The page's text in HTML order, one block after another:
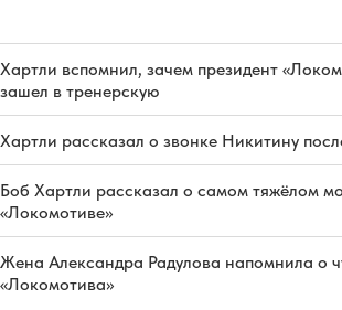
Хартли вспомнил, зачем президент
зашел в тренерскую
Хартли рассказал о звонке Никитину
Боб Хартли рассказал о самом тяжёлом
«Локомотиве»
Жена Александра Радулова напомнила о
«Локомотива»